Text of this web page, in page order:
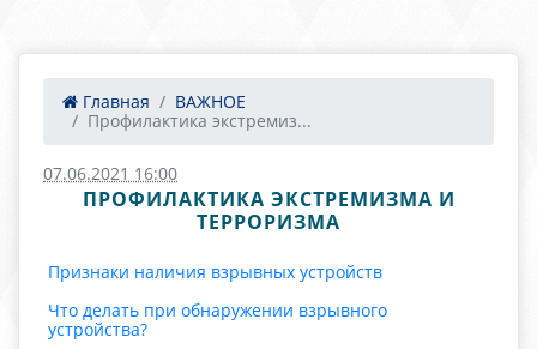
Главная
ВАЖНОЕ
Профилактика экстремиз...
07.06.2021 16:00
ПРОФИЛАКТИКА ЭКСТРЕМИЗМА И
ТЕРРОРИЗМА
Признаки наличия взрывных устройств
Что делать при обнаружении взрывного
устройства?